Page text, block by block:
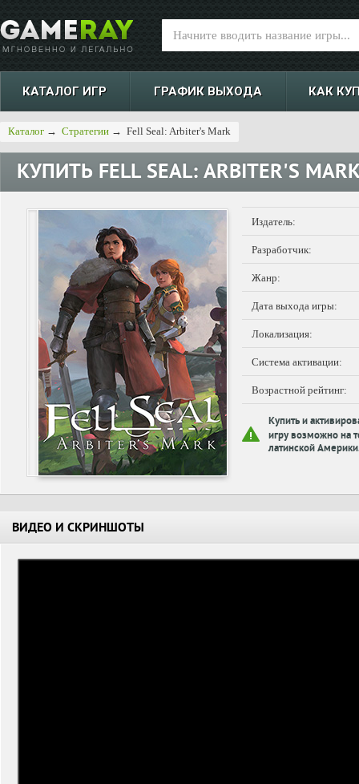
КАТАЛОГ ИГР ГРАФИК ВЫХОДА КАК
Каталог → Стратегии → Fell Seal: Arbiter's Mark
КУПИТЬ FELL SEAL: ARBITER'S
Издатель:
Разработчик:
Жанр:
Дата выхода игры:
Локализация:
Система активации:
Возрастной рейтинг:
Купить и
игру возможно на
латинской
ВИДЕО И СКРИНШОТЫ